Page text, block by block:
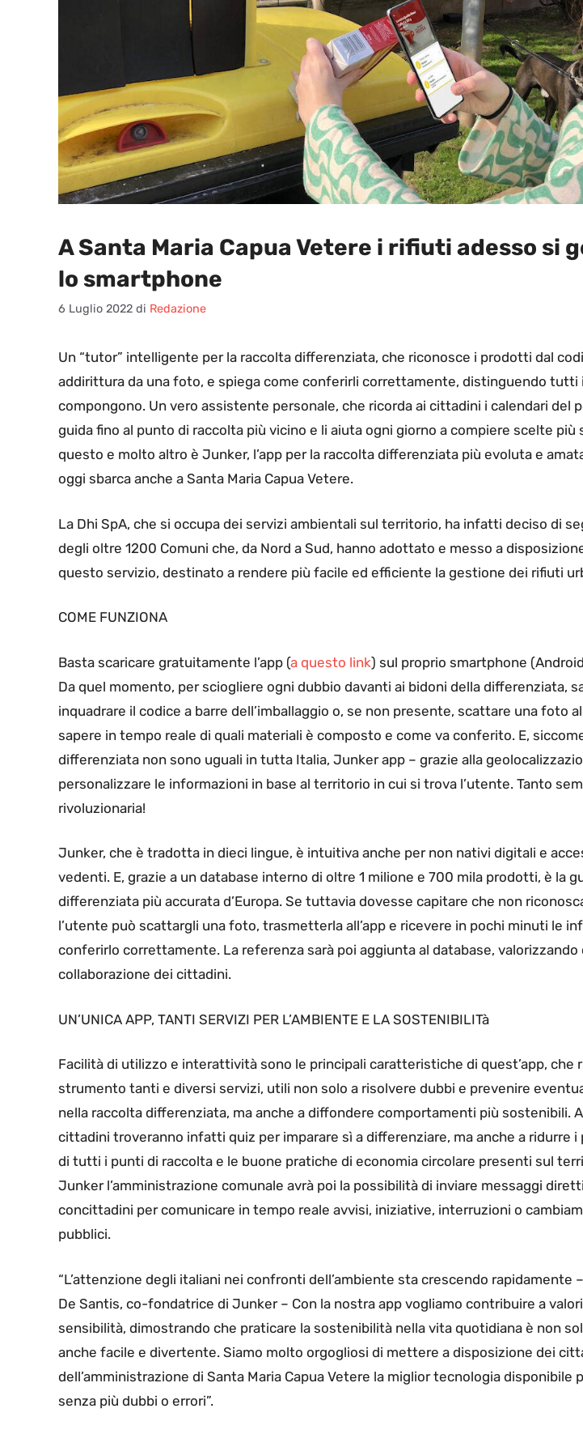
A Santa Maria Capua Vetere i rifiuti adesso si
lo smartphone
6 Luglio 2022 di Redazione
Un “tutor” intelligente per la raccolta differenziata, che riconosce i prodotti dal
addirittura da una foto, e spiega come conferirli correttamente, distinguendo tutti
compongono. Un vero assistente personale, che ricorda ai cittadini i calendari del
guida fino al punto di raccolta più vicino e li aiuta ogni giorno a compiere scelte più
questo e molto altro è Junker, l’app per la raccolta differenziata più evoluta e
oggi sbarca anche a Santa Maria Capua Vetere.
La Dhi SpA, che si occupa dei servizi ambientali sul territorio, ha infatti deciso di
degli oltre 1200 Comuni che, da Nord a Sud, hanno adottato e messo a
questo servizio, destinato a rendere più facile ed efficiente la gestione dei rifiuti
COME FUNZIONA
Basta scaricare gratuitamente l’app (a questo link) sul proprio smartphone
Da quel momento, per sciogliere ogni dubbio davanti ai bidoni della differenziata,
inquadrare il codice a barre dell’imballaggio o, se non presente, scattare una foto
sapere in tempo reale di quali materiali è composto e come va conferito. E,
differenziata non sono uguali in tutta Italia, Junker app – grazie alla
personalizzare le informazioni in base al territorio in cui si trova l’utente. Tanto
rivoluzionaria!
Junker, che è tradotta in dieci lingue, è intuitiva anche per non nativi digitali e
vedenti. E, grazie a un database interno di oltre 1 milione e 700 mila prodotti, è la
differenziata più accurata d’Europa. Se tuttavia dovesse capitare che non
l’utente può scattargli una foto, trasmetterla all’app e ricevere in pochi minuti le
conferirlo correttamente. La referenza sarà poi aggiunta al database, valorizzando
collaborazione dei cittadini.
UN’UNICA APP, TANTI SERVIZI PER L’AMBIENTE E LA SOSTENIBILITà
Facilità di utilizzo e interattività sono le principali caratteristiche di quest’app, che
strumento tanti e diversi servizi, utili non solo a risolvere dubbi e prevenire
nella raccolta differenziata, ma anche a diffondere comportamenti più sostenibili.
cittadini troveranno infatti quiz per imparare sì a differenziare, ma anche a ridurre i
di tutti i punti di raccolta e le buone pratiche di economia circolare presenti sul
Junker l’amministrazione comunale avrà poi la possibilità di inviare messaggi
concittadini per comunicare in tempo reale avvisi, iniziative, interruzioni o
pubblici.
“L’attenzione degli italiani nei confronti dell’ambiente sta crescendo rapidamente
De Santis, co-fondatrice di Junker – Con la nostra app vogliamo contribuire a
sensibilità, dimostrando che praticare la sostenibilità nella vita quotidiana è non
anche facile e divertente. Siamo molto orgogliosi di mettere a disposizione dei
dell’amministrazione di Santa Maria Capua Vetere la miglior tecnologia disponibile
senza più dubbi o errori”.